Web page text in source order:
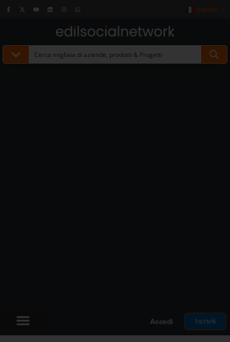
Italiano
Accedi Iscriviti